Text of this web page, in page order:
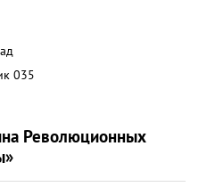
035
Революционных